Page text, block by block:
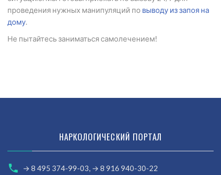
проведения нужных манипуляций по выводу из запоя на
дому.
Не пытайтесь заниматься самолечением!
НАРКОЛОГИЧЕСКИЙ ПОРТАЛ
→ 8 495 374-99-03, → 8 916 940-30-22